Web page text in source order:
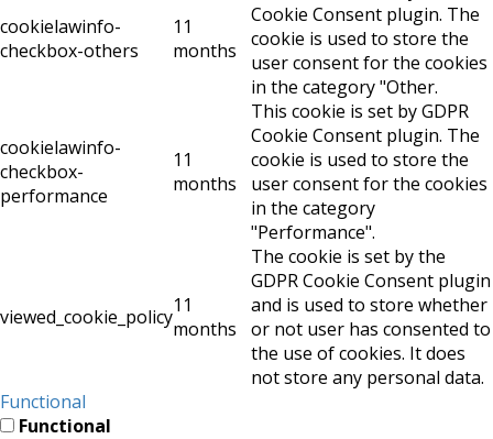
cookielawinfo-
checkbox-others
11
months
Cookie Consent plugin. The
cookie is used to store the
user consent for the cookies
in the category "Other.
cookielawinfo-
checkbox-
performance
11
months
This cookie is set by GDPR
Cookie Consent plugin. The
cookie is used to store the
user consent for the cookies
in the category
"Performance".
viewed_cookie_policy11
months
The cookie is set by the
GDPR Cookie Consent plugin
and is used to store whether
or not user has consented to
the use of cookies. It does
not store any personal data.
Functional
Functional